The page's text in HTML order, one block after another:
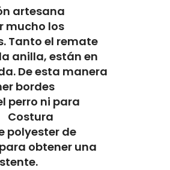
artesana
mucho los
Tanto el remate
anilla, están en
De esta manera
bordes
perro ni para
polyester de
obtener una